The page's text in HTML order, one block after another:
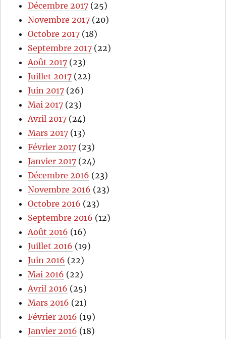
Décembre 2017 (25)
Novembre 2017 (20)
Octobre 2017 (18)
Septembre 2017 (22)
Août 2017 (23)
Juillet 2017 (22)
Juin 2017 (26)
Mai 2017 (23)
Avril 2017 (24)
Mars 2017 (13)
Février 2017 (23)
Janvier 2017 (24)
Décembre 2016 (23)
Novembre 2016 (23)
Octobre 2016 (23)
Septembre 2016 (12)
Août 2016 (16)
Juillet 2016 (19)
Juin 2016 (22)
Mai 2016 (22)
Avril 2016 (25)
Mars 2016 (21)
Février 2016 (19)
Janvier 2016 (18)